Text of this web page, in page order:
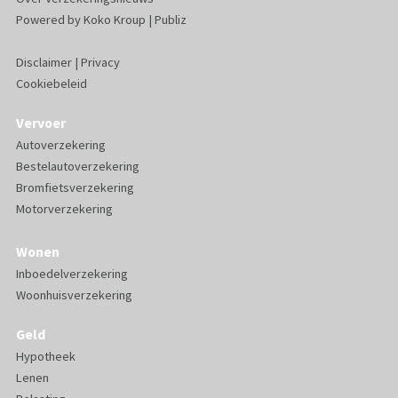
Powered byKoko Kroup | Publiz
Disclaimer| Privacy
Cookiebeleid
Vervoer
Autoverzekering
Bestelautoverzekering
Bromfietsverzekering
Motorverzekering
Wonen
Inboedelverzekering
Woonhuisverzekering
Geld
Hypotheek
Lenen